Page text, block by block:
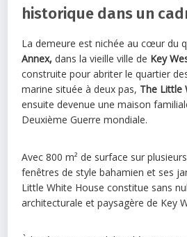
historique dans un
La demeure est nichée au cœur du
Annex, dans la vieille ville de Key
construite pour abriter le quartier
marine située à deux pas, The Little
ensuite devenue une maison
Deuxième Guerre mondiale.
Avec 800 m² de surface sur
fenêtres de style bahamien et ses
Little White House constitue sans
architecturale et paysagère de Key